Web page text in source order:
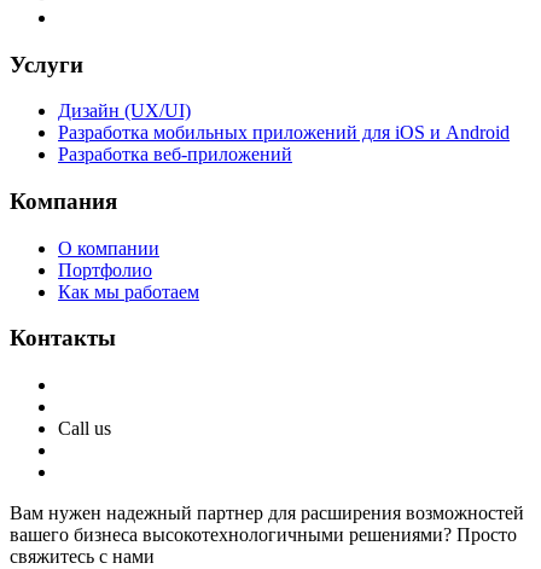
Услуги
Дизайн (UX/UI)
Разработка мобильных приложений для iOS и Android
Разработка веб-приложений
Компания
О компании
Портфолио
Как мы работаем
Контакты
Call us
Вам нужен надежный партнер для расширения возможностей
вашего бизнеса высокотехнологичными решениями? Просто
свяжитесь с нами